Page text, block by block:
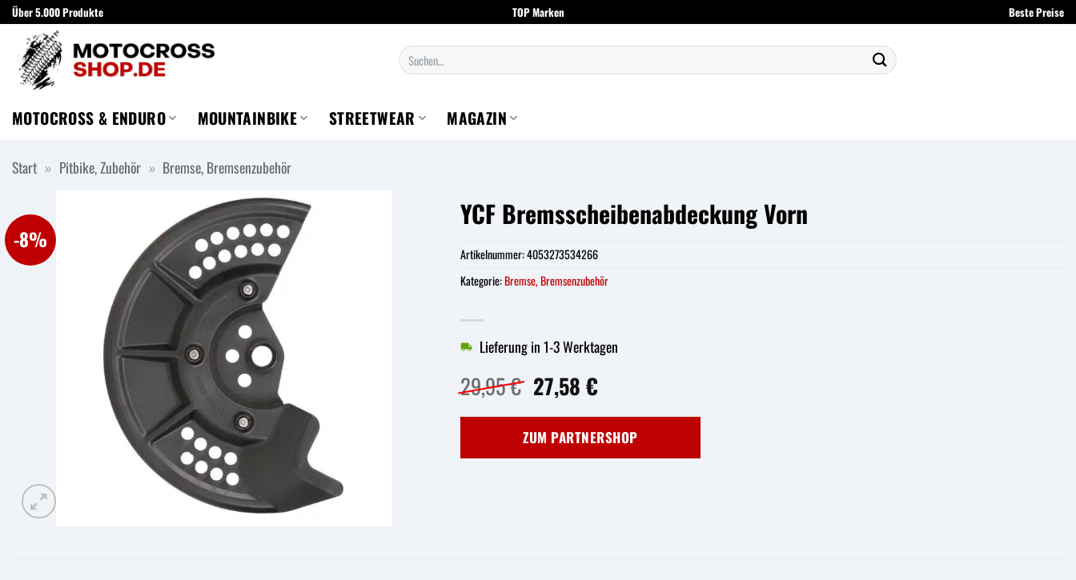
Zum
Inhalt
springen
Über 5.000 Produkte TOP Marken Beste Preise
Suchen
nach:
MOTOCROSS & ENDURO MOUNTAINBIKE STREETWEAR MAGAZIN
Start » Pitbike, Zubehör » Bremse, Bremsenzubehör
-8%
YCF Bremsscheibenabdeckung Vorn
29,95€ Ursprünglicher
Preis
war:
29,95 €
27,58 €Aktueller
ist:
27,58 €.
Lieferung in 1-3 Werktagen
ZUM PARTNERSHOP
Artikelnummer:4053273534266
Kategorie:Bremse, Bremsenzubehör